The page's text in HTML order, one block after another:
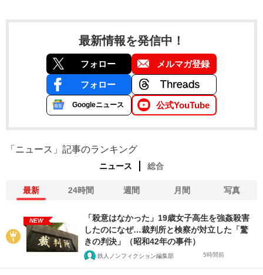
最新情報を発信中！
フォロー メルマガ登録
フォロー
Googleニュース 公式YouTube
「ニュース」記事のランキング
ニュース 総合
最新 24時間 週間 月間 写真
NEW
「殺意はなかった」19歳女子高生を強姦殺害
したのになぜ…裁判所と検察が対立した「驚
きの判決」（昭和42年の事件）
鉄人ノンフィクション編集部 5時間前